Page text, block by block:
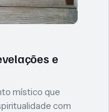
e
místico que
com